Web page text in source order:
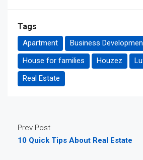
Tags
Apartment
Business
House for families
Houzez
Real Estate
Prev Post
10 Quick Tips About Real Estate